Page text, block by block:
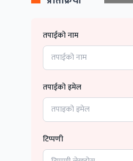
तपाईको नाम
तपाईको इमेल
टिप्पणी